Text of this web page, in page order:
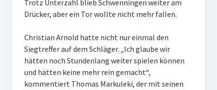
Trotz Unterzahl blieb Schwenningen weiter am
Drücker, aber ein Tor wollte nicht mehr fallen.
Christian Arnold hatte nicht nur einmal den
Siegtreffer auf dem Schläger. „Ich glaube wir
hätten noch Stundenlang weiter spielen können
und hätten keine mehr rein gemacht“,
kommentiert Thomas Markuleki, der mit seinen